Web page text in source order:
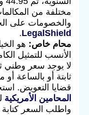
مختلفة من
والخصومات على
LegalShield
.
محام خاص: هو
الأنسب للتمثيل
لا يوجد سعر وطني
ثابتة أو بالساعة
قضايا التعويض.
المحامين الأمريكية
واطلب السعر